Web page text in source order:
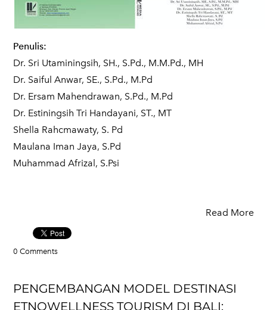
Penulis:
Dr. Sri Utaminingsih, SH., S.Pd., M.M.Pd., MH
Dr. Saiful Anwar, SE., S.Pd., M.Pd
Dr. Ersam Mahendrawan, S.Pd., M.Pd
Dr. Estiningsih Tri Handayani, ST., MT
Shella Rahcmawaty, S. Pd
Maulana Iman Jaya, S.Pd
Muhammad Afrizal, S.Psi
Read More
0 Comments
PENGEMBANGAN MODEL DESTINASI
ETNOWELLNESS TOURISM DI BALI: